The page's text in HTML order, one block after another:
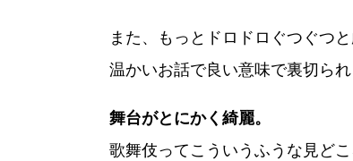
また、もっとドロドロぐつぐつ
温かいお話で良い意味で裏切られ
舞台がとにかく綺麗。
歌舞伎ってこういうふうな見ど